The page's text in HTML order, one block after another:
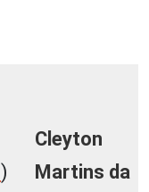
)
Cleyton
Martins da